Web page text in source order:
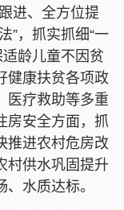
进、全方位提
”，抓实抓细“一
适龄儿童不因贫
健康扶贫各项政
医疗救助等多重
房安全方面，抓
推进农村危房改
村供水巩固提升
水质达标。